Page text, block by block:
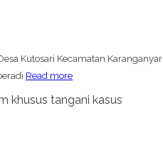
Kutosari Kecamatan Karanganyar
Read more
khusus tangani kasus